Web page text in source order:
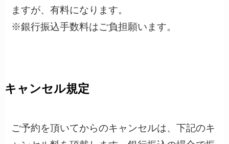
ますが、有料になります。
※銀行振込手数料はご負担願います。
キャンセル規定
ご予約を頂いてからのキャンセルは、下記のキ